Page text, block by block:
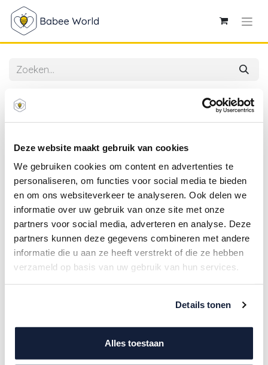
Deze website maakt gebruik van cookies
We gebruiken cookies om content en advertenties te
personaliseren, om functies voor social media te bieden
en om ons websiteverkeer te analyseren. Ook delen we
informatie over uw gebruik van onze site met onze
partners voor social media, adverteren en analyse. Deze
partners kunnen deze gegevens combineren met andere
informatie die u aan ze heeft verstrekt of die ze hebben
verzameld op basis van uw gebruik van hun services.
Details tonen
Alles toestaan
4SO | Tuinstoel Cortina Stacking Chair Latte
Stapelbaar